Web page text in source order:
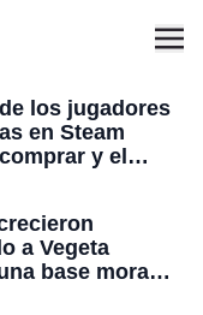
los jugadores
en Steam
y el
los juegos
un nuevo
a Vegeta
base moral
que los fans